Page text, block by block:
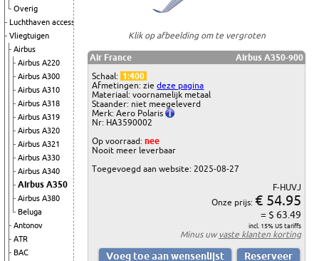
Overig
Luchthaven accessoires
Vliegtuigen
Airbus
Airbus A220
Airbus A300
Airbus A310
Airbus A318
Airbus A319
Airbus A320
Airbus A321
Airbus A330
Airbus A340
Airbus A350
Airbus A380
Beluga
Antonov
ATR
BAC
Klik op afbeelding om te vergroten
Air France
Airbus A350-900
Schaal: 1:400
Afmetingen: ziedeze pagina
Materiaal: voornamelijk metaal
Staander: niet meegeleverd
Merk: Aero Polaris
Nr: HA3590002
Op voorraad:nee
Nooit meer leverbaar
Toegevoegd aan website: 2025-08-27
F-HUVJ
Onze prijs: € 54.95
= $ 63.49
incl. 15% US tariffs
Minus uwvaste klanten korting